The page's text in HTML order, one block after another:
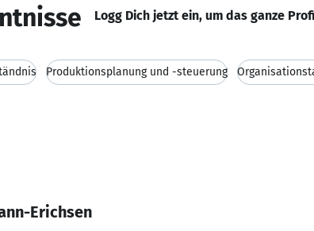
Logg Dich jetzt ein, um das ganze
Produktionsplanung und -steuerung
Erichsen